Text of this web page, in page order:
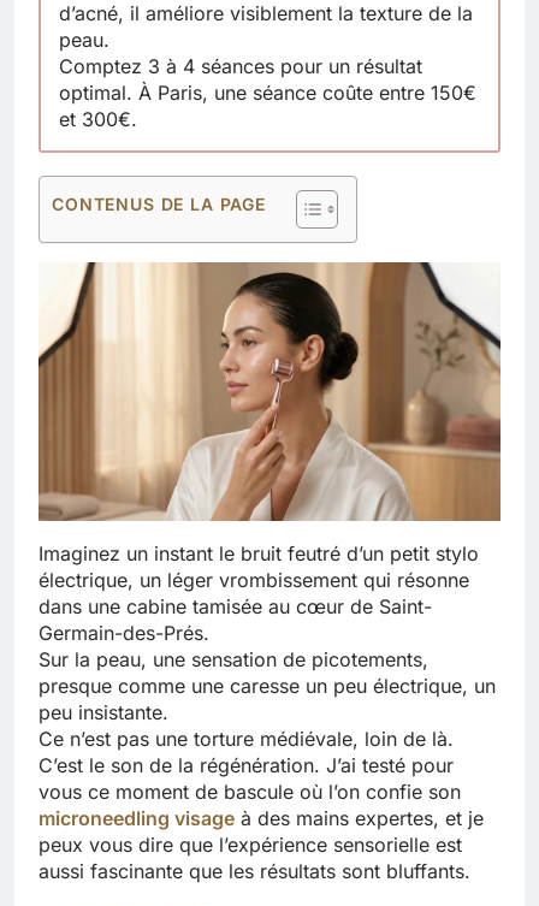
d’acné, il améliore visiblement la texture de la
peau.
Comptez 3 à 4 séances pour un résultat
optimal. À Paris, une séance coûte entre 150€
et 300€.
CONTENUS DE LA PAGE
Imaginez un instant le bruit feutré d’un petit stylo
électrique, un léger vrombissement qui résonne
dans une cabine tamisée au cœur de Saint-
Germain-des-Prés.
Sur la peau, une sensation de picotements,
presque comme une caresse un peu électrique, un
peu insistante.
Ce n’est pas une torture médiévale, loin de là.
C’est le son de la régénération. J’ai testé pour
vous ce moment de bascule où l’on confie son
microneedling visage à des mains expertes, et je
peux vous dire que l’expérience sensorielle est
aussi fascinante que les résultats sont bluffants.